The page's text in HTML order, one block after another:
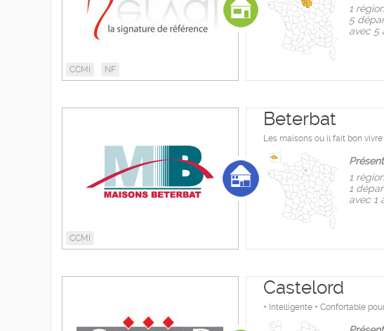
CCMI NF
1
5
avec 5
CCMI
Beterbat
Les maisons ou il fait bon vivre
1
1
avec 1
Castelord
+ Intelligente + Confortable